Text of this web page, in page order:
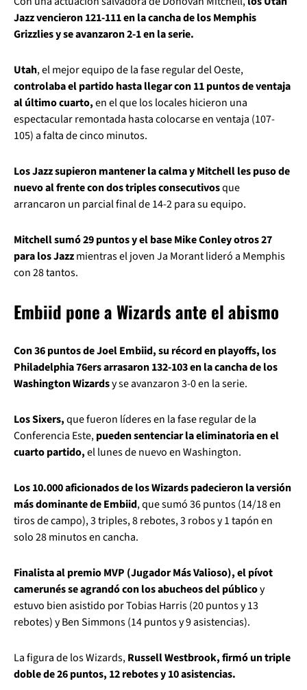
Jazz vencieron 121-111 en la cancha de los Memphis
Grizzlies y se avanzaron 2-1 en la serie.
Utah, el mejor equipo de la fase regular del Oeste,
controlaba el partido hasta llegar con 11 puntos de ventaja
al último cuarto,en el que los locales hicieron una
espectacular remontada hasta colocarse en ventaja (107-
105) a falta de cinco minutos.
Los Jazz supieron mantener la calma y Mitchell les puso de
nuevo al frente con dos triples consecutivosque
arrancaron un parcial final de 14-2 para su equipo.
Mitchell sumó 29 puntos y el base Mike Conley otros 27
para los Jazzmientras el joven Ja Morant lideró a Memphis
con 28 tantos.
Embiid pone a Wizards ante el abismo
Con 36 puntos de Joel Embiid, su récord en playoffs, los
Philadelphia 76ers arrasaron 132-103 en la cancha de los
Washington Wizardsy se avanzaron 3-0 en la serie.
Los Sixers,que fueron líderes en la fase regular de la
Conferencia Este,pueden sentenciar la eliminatoria en el
cuarto partido,el lunes de nuevo en Washington.
Los 10.000 aficionados de los Wizards padecieron la versión
más dominante de Embiid, que sumó 36 puntos (14/18 en
tiros de campo), 3 triples, 8 rebotes, 3 robos y 1 tapón en
solo 28 minutos en cancha.
Finalista al premio MVP (Jugador Más Valioso), el pívot
camerunés se agrandó con los abucheos del públicoy
estuvo bien asistido por Tobias Harris (20 puntos y 13
rebotes) y Ben Simmons (14 puntos y 9 asistencias).
La figura de los Wizards,Russell Westbrook, firmó un triple
doble de 26 puntos, 12 rebotes y 10 asistencias.